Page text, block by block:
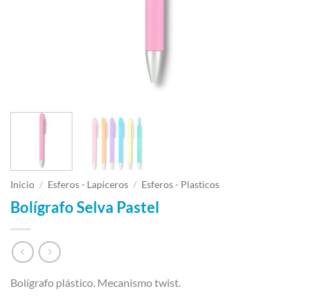
Inicio / Esferos - Lapiceros / Esferos - Plasticos
Bolígrafo Selva Pastel
Bolígrafo plástico. Mecanismo twist.